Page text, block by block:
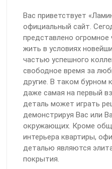
Вас приветствует
официальный сайт.
представлено
жить в условиях
частью успешного
свободное время за
другие. В таком бурном
даже самая на первый
деталь может играть
демонстрируя Вас или
окружающих. Кроме
интерьера квартиры,
деталью являются
покрытия.